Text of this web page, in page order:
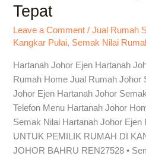
Tepat
Leave a Comment /Jual Rumah
Kangkar Pulai, Semak Nilai
Hartanah Johor Ejen Hartanah
Rumah Home Jual Rumah Johor
Johor Ejen Hartanah Johor
Telefon Menu Hartanah Johor
Semak Nilai Hartanah Johor Ejen
UNTUK PEMILIK RUMAH DI
JOHOR BAHRU REN27528 •
Pulai
Dengan
Harga
Tepat